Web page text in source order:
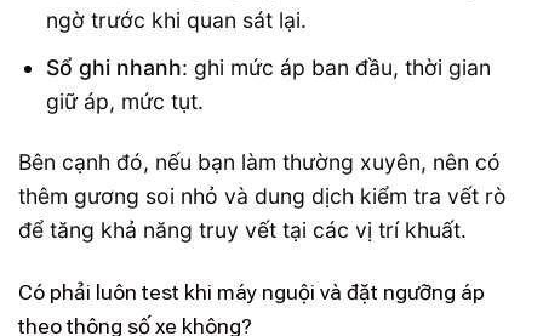
ngờ trước khi quan sát lại.
Sổ ghi nhanh: ghi mức áp ban đầu, thời gian
giữ áp, mức tụt.
Bên cạnh đó, nếu bạn làm thường xuyên, nên có
thêm gương soi nhỏ và dung dịch kiểm tra vết rò
để tăng khả năng truy vết tại các vị trí khuất.
Có phải luôn test khi máy nguội và đặt ngưỡng áp
theo thông số xe không?